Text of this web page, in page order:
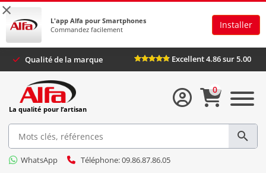
×
L'app Alfa pour Smartphones
Commandez facilement
Installer
Qualité de la marque Excellent 4.86 sur
La qualité pour l’artisan
WhatsApp Téléphone: 09.86.87.86.05
0